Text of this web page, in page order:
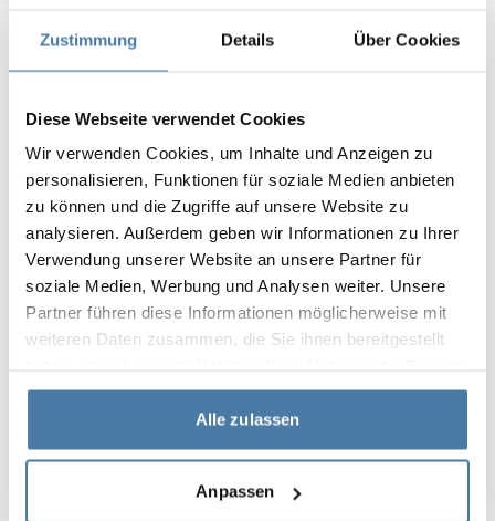
Zustimmung Details Über Cookies
Diese Webseite verwendet Cookies
Wir verwenden Cookies, um Inhalte und Anzeigen zu
personalisieren, Funktionen für soziale Medien anbieten
zu können und die Zugriffe auf unsere Website zu
analysieren. Außerdem geben wir Informationen zu Ihrer
Verwendung unserer Website an unsere Partner für
soziale Medien, Werbung und Analysen weiter. Unsere
Partner führen diese Informationen möglicherweise mit
weiteren Daten zusammen, die Sie ihnen bereitgestellt
gesammelt haben.
Alle zulassen
Anpassen
Till varje system för toalettkabininredning bifogar
vi detaljerade instruktioner med råd om vilka
innehåller också alla typer av skruvar, pluggar,
stöd och andra monteringselement.
Tekniska detaljer för
montering av hygien- och
sanitetskabin
Alsanit är inte bara en tillverkare av
högkvalitativa sanitetskabin, utan också en
professionell rådgivare. Nedan följer en lista över
tekniska parametrar som toalettkabiner bör
uppfylla enligt lagstadgade krav:
höjden på hygien- och sanitetsrummet bör